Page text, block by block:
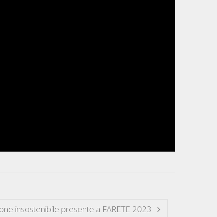
insostenibile presente a FARETE 2023